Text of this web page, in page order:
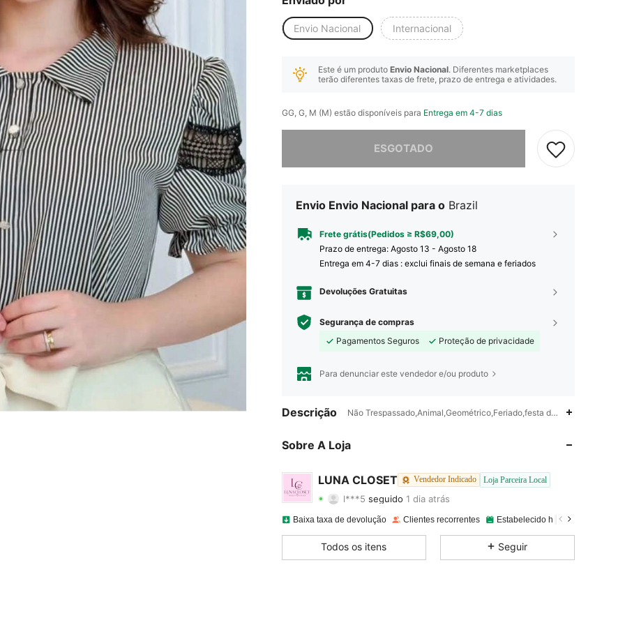
Envio Nacional Internacional
Este é um produto Envio Nacional. Diferentes marketplaces
terão diferentes taxas de frete, prazo de entrega e atividades.
GG, G, M (M) estão disponíveis para Entrega em 4-7 dias
ESGOTADO
Envio Envio Nacional para o Brazil
Frete grátis(Pedidos ≥ R$69,00)
Prazo de entrega: Agosto 13 - Agosto 18
Entrega em 4-7 dias : exclui finais de semana e feriados
Devoluções Gratuitas
Segurança de compras
Pagamentos Seguros
Proteção de privacidade
Para denunciar este vendedor e/ou produto
Descrição Não Trespassado,Animal,Geométrico,Feriado,festa do
Sobre A Loja
LUNA CLOSET Vendedor Indicado Loja Parceira Local
4,81 128
4,81
128 2K
4,81 Classificação 128Itens
4,81 128 2K
Baixa taxa de devolução Clientes recorrentes Estabelecido há 1 ano
Todos os itens Seguir